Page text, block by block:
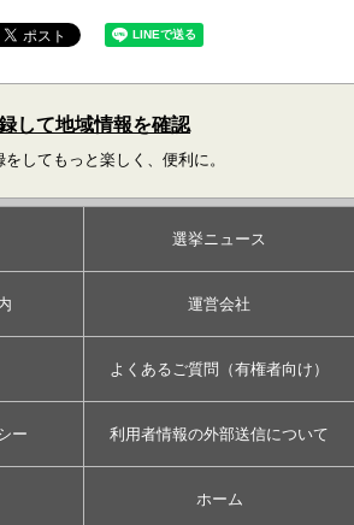
して地域情報を確認
をしてもっと楽しく、便利に。
選挙ニュース
運営会社
よくあるご質問（有権者向け）
ー 利用者情報の外部送信について
ホーム